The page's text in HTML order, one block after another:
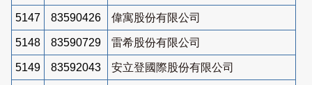
5147 83590426 偉寓股份有限公司
5148 83590729 雷希股份有限公司
5149 83592043 安立登國際股份有限公司